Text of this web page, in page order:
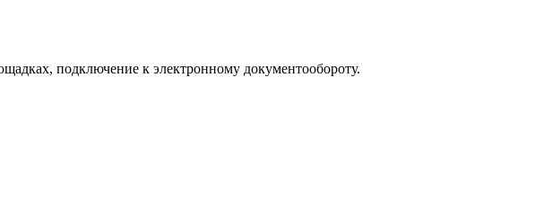
подключение к электронному документообороту.